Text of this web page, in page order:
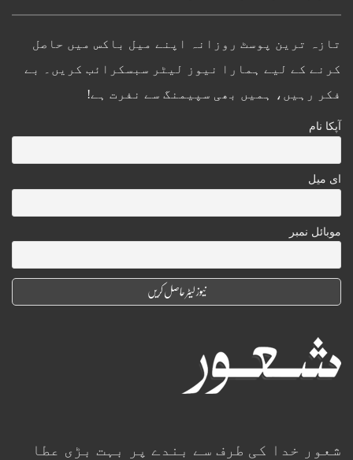
تازہ ترین پوسٹ روزانہ اپنے میل باکس میں حاصل
کرنے کے لیے ہمارا نیوز لیٹر سبسکرائب کریں۔ بے
فکر رہیں، ہمیں بھی سپیمنگ سے نفرت ہے!
آپکا نام
ای میل
موبائل نمبر
شعور خدا کی طرف سے بندے پر بہت بڑی عطا